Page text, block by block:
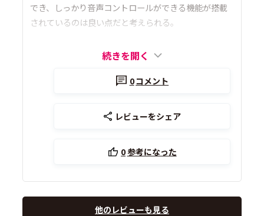
でき、しっかり音声コントロールができる機能が搭載
されているのは良い点だと考えられる。
続きを開く
0コメント
レビューをシェア
0参考になった
他のレビューも見る